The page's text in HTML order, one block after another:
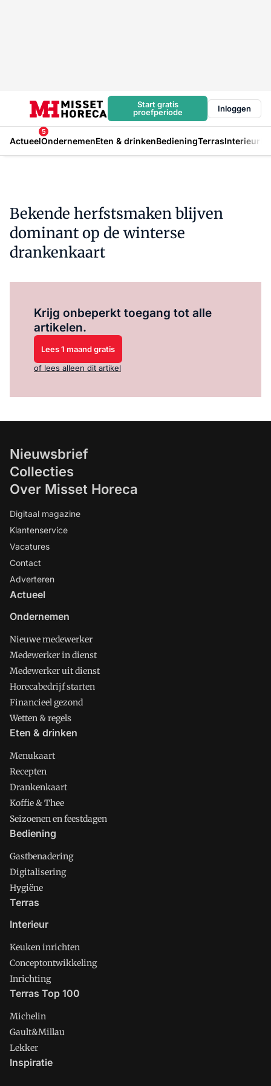
Start gratis
proefperiode
Inloggen
Actueel
5
OndernemenEten & drinkenBedieningTerrasInterieur
Bekende herfstsmaken blijven
dominant op de winterse
drankenkaart
Krijg onbeperkt toegang tot alle
artikelen.
Lees 1 maand gratis
of lees alleen dit artikel
Nieuwsbrief
Collecties
Over Misset Horeca
Digitaal magazine
Klantenservice
Vacatures
Contact
Adverteren
Actueel
Ondernemen
Nieuwe medewerker
Medewerker in dienst
Medewerker uit dienst
Horecabedrijf starten
Financieel gezond
Wetten & regels
Eten & drinken
Menukaart
Recepten
Drankenkaart
Koffie & Thee
Seizoenen en feestdagen
Bediening
Gastbenadering
Digitalisering
Hygiëne
Terras
Interieur
Keuken inrichten
Conceptontwikkeling
Inrichting
Terras Top 100
Michelin
Gault&Millau
Lekker
Inspiratie